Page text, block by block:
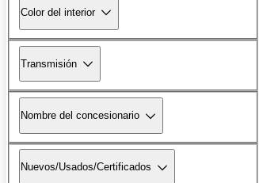
Color del interior
Transmisión
Nombre del concesionario
Nuevos/Usados/Certificados